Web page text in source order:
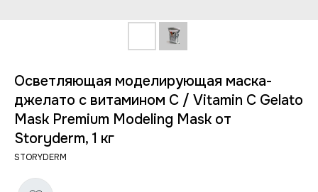
Осветляющая моделирующая маска-
джелато с витамином С / Vitamin C Gelato
Mask Premium Modeling Mask от
Storyderm, 1 кг
STORYDERM